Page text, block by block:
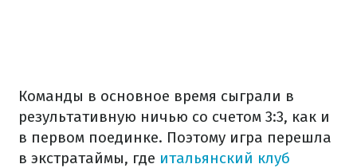
Команды в основное время сыграли в
результативную ничью со счетом 3:3, как и
в первом поединке. Поэтому игра перешла
в экстратаймы, где итальянский клуб